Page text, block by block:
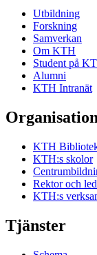
Utbildning
Forskning
Samverkan
Om KTH
Student på
Alumni
KTH Intranät
Organisation
KTH
KTH:s skolor
Rektor och
KTH:s
Tjänster